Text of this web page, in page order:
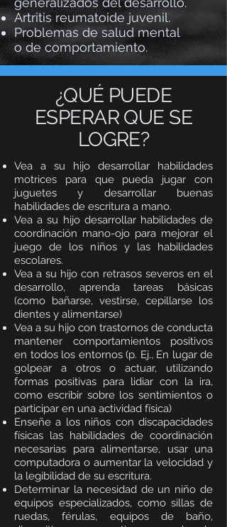
Artritis reumatoide juvenil.
Problemas de salud mental
o de comportamiento.
¿QUÉ PUEDE
ESPERAR QUE SE
LOGRE?
Vea a su hijo desarrollar habilidades
motrices para que pueda jugar con
juguetes y desarrollar buenas
habilidades de escritura a mano.
Vea a su hijo desarrollar habilidades de
coordinación mano-ojo para mejorar el
juego de los niños y las habilidades
escolares.
Vea a su hijo con retrasos severos en el
desarrollo, aprenda tareas básicas
(como bañarse, vestirse, cepillarse los
dientes y alimentarse)
Vea a su hijo con trastornos de conducta
mantener comportamientos positivos
en todos los entornos (p. Ej., En lugar de
golpear a otros o actuar, utilizando
formas positivas para lidiar con la ira,
como escribir sobre los sentimientos o
participar en una actividad física)
Enseñe a los niños con discapacidades
físicas las habilidades de coordinación
necesarias para alimentarse, usar una
computadora o aumentar la velocidad y
la legibilidad de su escritura.
Determinar la necesidad de un niño de
equipos especializados, como sillas de
ruedas, férulas, equipos de baño,